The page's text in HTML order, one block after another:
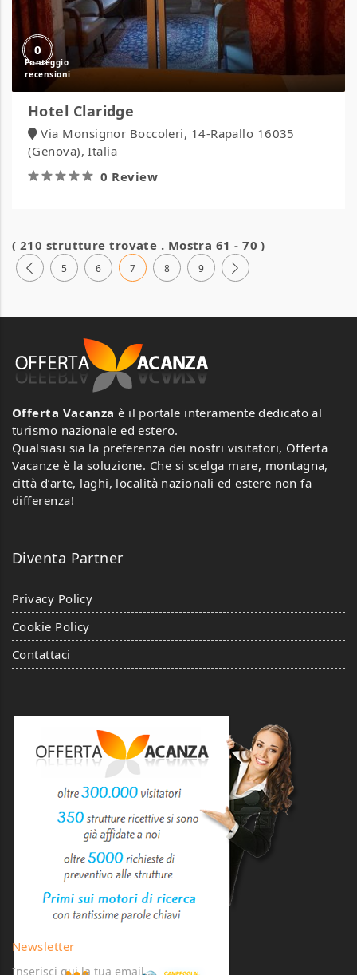
0
Hotel Claridge
Via Monsignor Boccoleri, 14-Rapallo 16035
(Genova), Italia
0 Review
( 210 strutture trovate . Mostra 61 - 70 )
5 6 7 8 9
Offerta Vacanza è il portale interamente dedicato al
turismo nazionale ed estero.
Qualsiasi sia la preferenza dei nostri visitatori, Offerta
Vacanze è la soluzione. Che si scelga mare, montagna,
città d’arte, laghi, località nazionali ed estere non fa
differenza!
Diventa Partner
Privacy Policy
Cookie Policy
Contattaci
Newsletter